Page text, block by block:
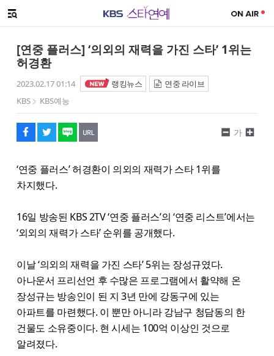
메뉴 열기
[연중 플러스] ‘의외의 재력을 가진 스타’ 1위는
허경환
2023.02.17 01:14 랭킹뉴스
연중 라이브
KBS
KBS예능
페이스북
트위터
네이버
URL복사
글씨 작게보기
가
글씨 크게보기
‘연중 플러스’ 허경환이 의외의 재력가 스타 1위를
차지했다.
16일 방송된 KBS 2TV ‘연중 플러스’의 ‘연중 리스트’에서는
‘외외의 재력가 스타’ 순위를 공개했다.
이날 ‘의외의 재력을 가진 스타’ 5위는 장성규였다.
아나운서 프리선언 후 수많은 프로그램에서 활약해 온
장성규는 방송인이 된 지 3년 만에 강동구에 있는
아파트를 마련했다. 이 뿐만 아니라 강남구 청담동의 한
건물도 소유중이다. 현 시세는 100억 이상인 것으로
알려졌다.